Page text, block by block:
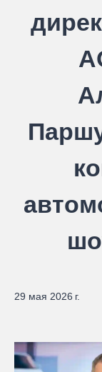
29 мая 2026 г.